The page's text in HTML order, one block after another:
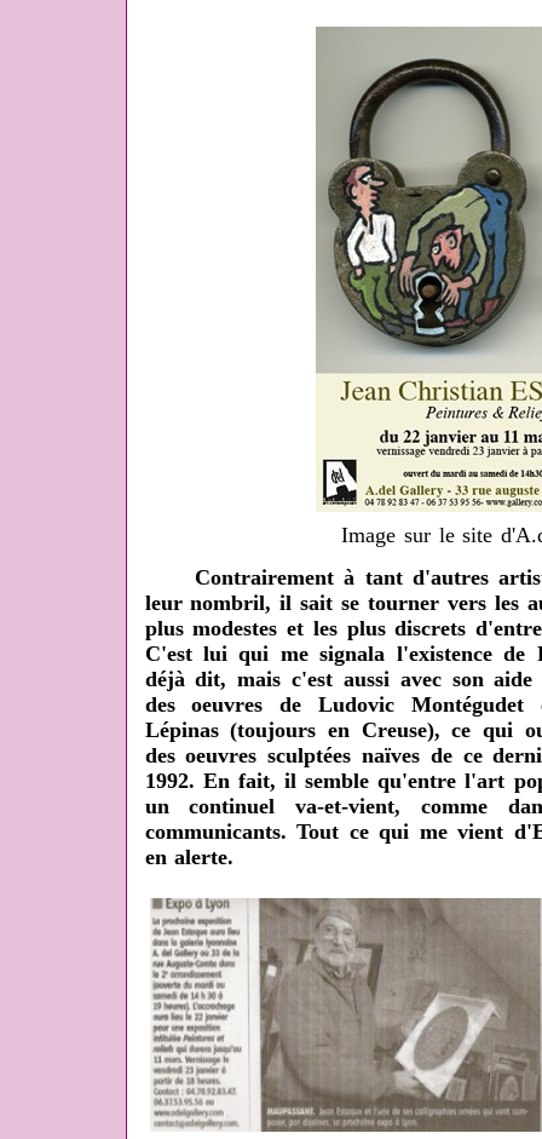
Image sur le site
Contrairement à tant d'autres
leur nombril, il sait se tourner vers les
plus modestes et les plus discrets
C'est lui qui me signala l'existence de
déjà dit, mais c'est aussi avec son
des oeuvres de Ludovic
Lépinas (toujours en Creuse), ce qui
des oeuvres sculptées naïves de ce
1992. En fait, il semble qu'entre l'art
un continuel va-et-vient, comme
communicants. Tout ce qui me vient
en alerte.